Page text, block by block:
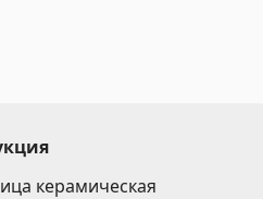
керамическая